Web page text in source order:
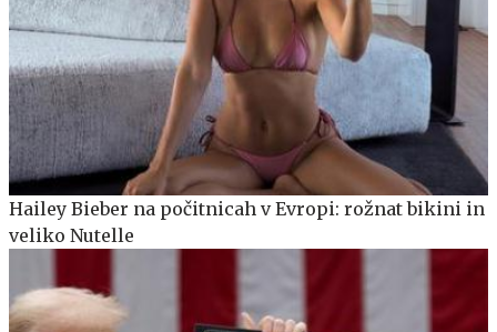
Hailey Bieber na počitnicah v Evropi: rožnat bikini in
veliko Nutelle